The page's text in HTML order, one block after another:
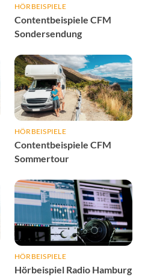
HÖRBEISPIELE
Contentbeispiele CFM
Sondersendung
HÖRBEISPIELE
Contentbeispiele CFM
Sommertour
HÖRBEISPIELE
Hörbeispiel Radio Hamburg